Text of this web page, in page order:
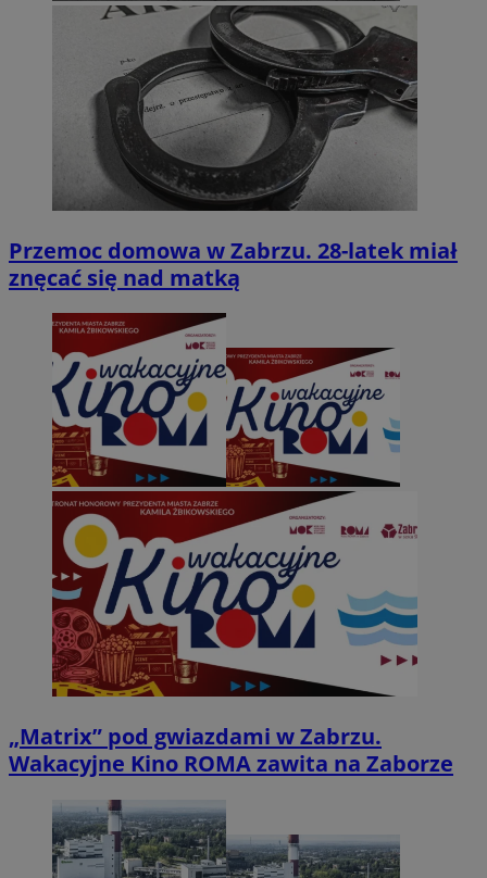
Przemoc domowa w Zabrzu. 28-latek miał
znęcać się nad matką
„Matrix” pod gwiazdami w Zabrzu.
Wakacyjne Kino ROMA zawita na Zaborze